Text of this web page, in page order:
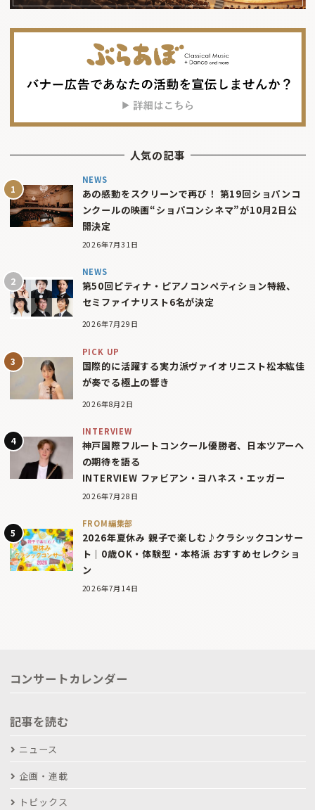
人気の記事
NEWS
あの感動をスクリーンで再び！ 第19回ショパンコ
ンクールの映画“ショパコンシネマ”が10月2日公
開決定
2026年7月31日
NEWS
第50回ピティナ・ピアノコンペティション特級、
セミファイナリスト6名が決定
2026年7月29日
PICK UP
国際的に活躍する実力派ヴァイオリニスト松本紘佳
が奏でる極上の響き
2026年8月2日
INTERVIEW
神戸国際フルートコンクール優勝者、日本ツアーへ
の期待を語る
INTERVIEW ファビアン・ヨハネス・エッガー
2026年7月28日
FROM編集部
2026年夏休み 親子で楽しむ♪クラシックコンサー
ト｜0歳OK・体験型・本格派 おすすめセレクショ
ン
2026年7月14日
コンサートカレンダー
記事を読む
ニュース
企画・連載
トピックス